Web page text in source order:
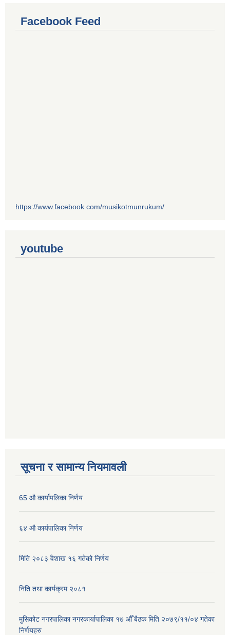
Facebook Feed
https://www.facebook.com/musikotmunrukum/
youtube
सूचना र सामान्य नियमावली
65 औ कार्यापलिका निर्णय
६४ औ कार्यपालिका निर्णय
मिति २०८३ वैशाख १६ गतेको निर्णय
निति तथा कार्यक्रम २०८१
मुसिकोट नगरपालिका नगरकार्यापालिका १७ औँ बैठक मिति २०७९/११/०४ गतेका
निर्णयहरु